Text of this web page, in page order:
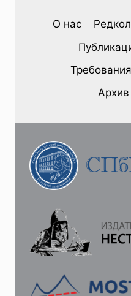
1926
О нас